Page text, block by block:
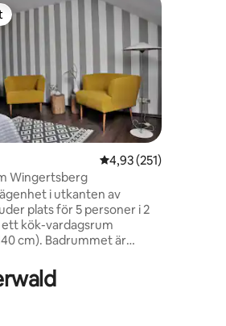
109 omdömen
4,93 av 5 i
4,93 (251)
Wingertsberg
i utkanten av
plats för 5 personer i 2
cm). Badrummet är
wallbox typ 2
Från balkongen